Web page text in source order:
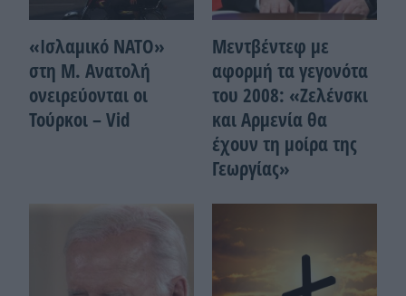
«Ισλαμικό ΝΑΤΟ»
στη Μ. Ανατολή
ονειρεύονται οι
Τούρκοι – Vid
Μεντβέντεφ με
αφορμή τα γεγονότα
του 2008: «Ζελένσκι
και Αρμενία θα
έχουν τη μοίρα της
Γεωργίας»